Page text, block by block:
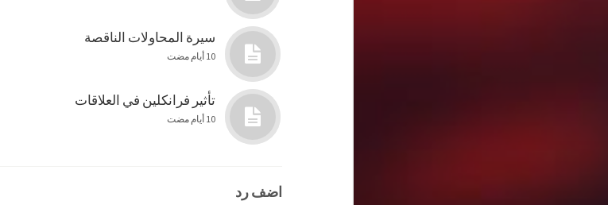
سيرة المحاولات الناقصة
10 أيام مضت
تأثير فرانكلين في العلاقات
10 أيام مضت
اضف رد